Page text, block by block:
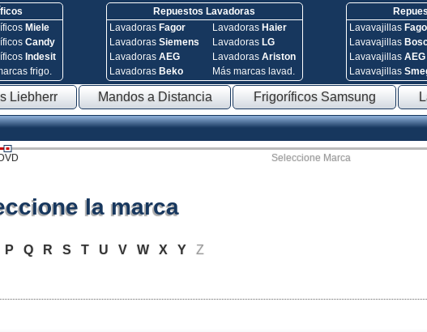
Miele
Candy
Indesit
frigo.
Repuestos Lavadoras
Lavadoras Fagor
Lavadoras Siemens
Lavadoras AEG
Lavadoras Beko
Lavadoras Haier
Lavadoras LG
Lavadoras Ariston
Más marcas lavad.
Lavavajillas
Lavavajillas
Lavavajillas AEG
Lavavajillas
Liebherr Mandos a Distancia Frigoríficos Samsung
DVD Seleccione Marca
la marca
P Q R S T U V W X Y Z